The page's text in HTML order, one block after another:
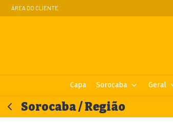
ÁREA DO CLIENTE
Capa Sorocaba Geral
Sorocaba / Região